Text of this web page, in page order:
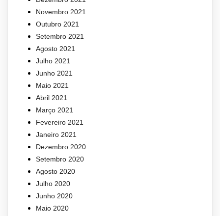
Novembro 2021
Outubro 2021
Setembro 2021
Agosto 2021
Julho 2021
Junho 2021
Maio 2021
Abril 2021
Março 2021
Fevereiro 2021
Janeiro 2021
Dezembro 2020
Setembro 2020
Agosto 2020
Julho 2020
Junho 2020
Maio 2020